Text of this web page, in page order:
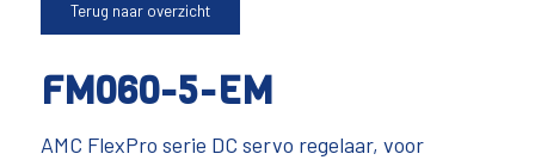
Terug naar overzicht
FM060-5-EM
AMC FlexPro serie DC servo regelaar, voor